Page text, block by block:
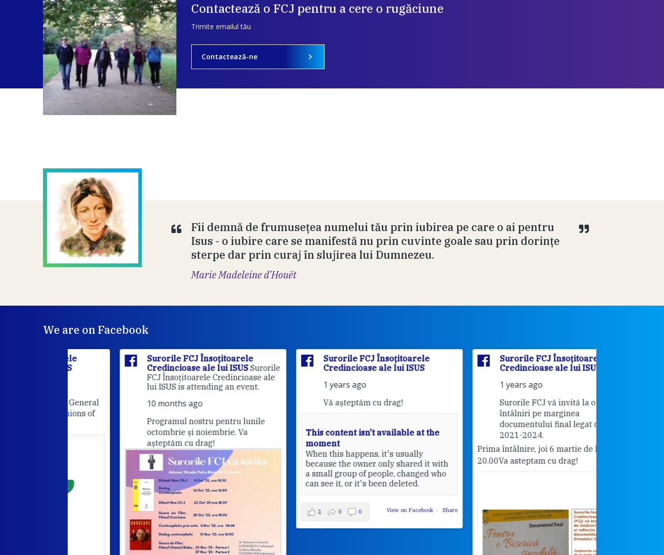
Contactează o FCJ pentru a cere o rugăciune
Trimite emailul tău
Contactează-ne
Fii demnă de frumuseţea numelui tău prin iubirea pe care o ai pentru
Isus - o iubire care se manifestă nu prin cuvinte goale sau prin dorinţe
sterpe dar prin curaj în slujirea lui Dumnezeu.
Marie Madeleine d’Houët
We are on Facebook
Surorile FCJ Însoțitoarele
Credincioase ale lui ISUSSurorile
FCJ Însoțitoarele Credincioase ale
lui ISUS is attending an event.
10 months ago
Programul nostru pentru lunile
octombrie și noiembrie. Va
așteptăm cu drag!
Surorile FCJ Însoțitoarele
Credincioase ale lui ISUS
Vă așteptăm cu drag!
This content isn't available at the
When this happens, it's usually
because the owner only shared it with
a small group of people, changed who
can see it, or it's been deleted.
View on Facebook · Share
0
Surorile FCJ Însoțitoarele
Credincioase ale lui ISUS
Surorile FCJ vă invită la o serie de
întâlniri pe marginea
documentului final legat de Sinod
Prima întâlnire, joi 6 martie de la 19.00-
20.00
Va asteptam cu drag!